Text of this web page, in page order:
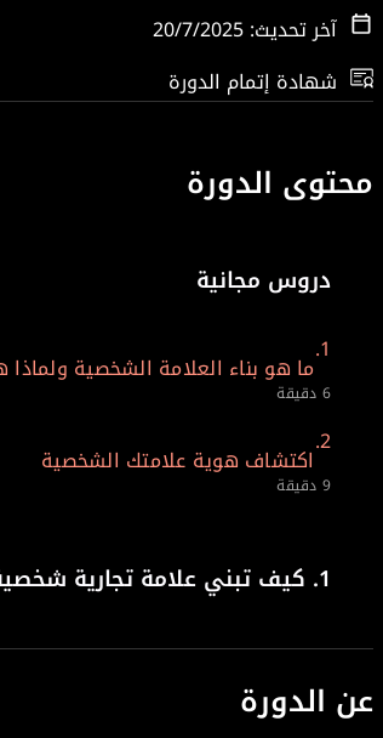
آخر تحديث: 20/7/2025
شهادة إتمام الدورة
محتوى الدورة
دروس مجانية
1.
ما هو بناء العلامة الشخصية
6 دقيقة
2.
اكتشاف هوية علامتك الشخصية
9 دقيقة
1. كيف تبني علامة تجارية
عن الدورة